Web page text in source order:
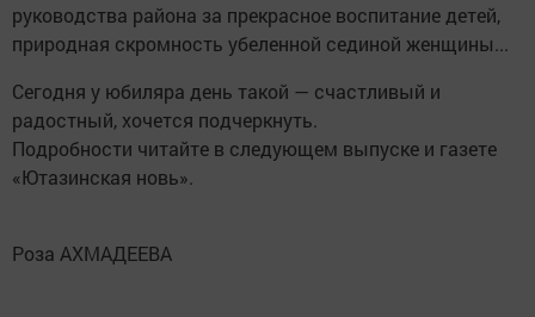
руководства района за прекрасное воспитание детей,
природная скромность убеленной сединой женщины...
Сегодня у юбиляра день такой — счастливый и
радостный, хочется подчеркнуть.
Подробности читайте в следующем выпуске и газете
«Ютазинская новь».
Роза АХМАДЕЕВА